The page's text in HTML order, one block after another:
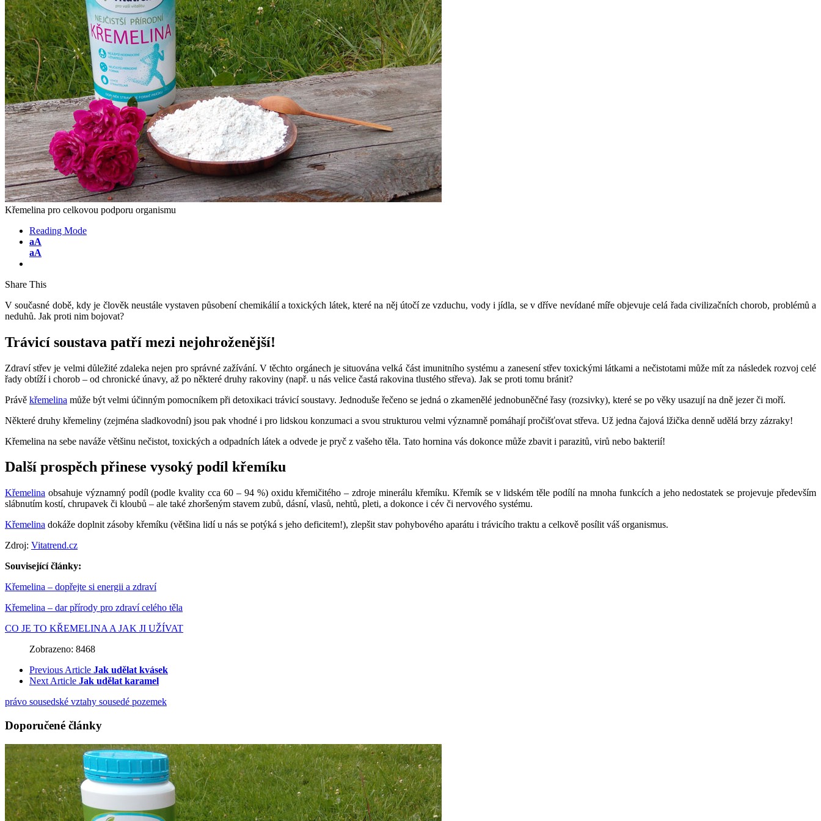
Křemelina pro celkovou podporu organismu
Reading Mode
aA
aA
Share This
V současné době, kdy je člověk neustále vystaven působení chemikálií a toxických látek, které na něj útočí ze vzduchu, vody i jídla, se v dříve nevídané míře objevuje celá řada civilizačních chorob, problémů a
neduhů. Jak proti nim bojovat?
Trávicí soustava patří mezi nejohroženější!
Zdraví střev je velmi důležité zdaleka nejen pro správné zažívání. V těchto orgánech je situována velká část imunitního systému a zanesení střev toxickými látkami a nečistotami může mít za následek rozvoj celé
řady obtíží i chorob – od chronické únavy, až po některé druhy rakoviny (např. u nás velice častá rakovina tlustého střeva). Jak se proti tomu bránit?
Právě křemelina může být velmi účinným pomocníkem při detoxikaci trávicí soustavy. Jednoduše řečeno se jedná o zkamenělé jednobuněčné řasy (rozsivky), které se po věky usazují na dně jezer či moří.
Některé druhy křemeliny (zejména sladkovodní) jsou pak vhodné i pro lidskou konzumaci a svou strukturou velmi významně pomáhají pročišťovat střeva. Už jedna čajová lžička denně udělá brzy zázraky!
Křemelina na sebe naváže většinu nečistot, toxických a odpadních látek a odvede je pryč z vašeho těla. Tato hornina vás dokonce může zbavit i parazitů, virů nebo bakterií!
Další prospěch přinese vysoký podíl křemíku
Křemelina obsahuje významný podíl (podle kvality cca 60 – 94 %) oxidu křemičitého – zdroje minerálu křemíku. Křemík se v lidském těle podílí na mnoha funkcích a jeho nedostatek se projevuje především
slábnutím kostí, chrupavek či kloubů – ale také zhoršeným stavem zubů, dásní, vlasů, nehtů, pleti, a dokonce i cév či nervového systému.
Křemelina dokáže doplnit zásoby křemíku (většina lidí u nás se potýká s jeho deficitem!), zlepšit stav pohybového aparátu i trávicího traktu a celkově posílit váš organismus.
Zdroj: Vitatrend.cz
Související články:
Křemelina – dopřejte si energii a zdraví
Křemelina – dar přírody pro zdraví celého těla
CO JE TO KŘEMELINA A JAK JI UŽÍVAT
Zobrazeno: 8468
Previous Article Jak udělat kvásek
Next Article Jak udělat karamel
právo sousedské vztahy sousedé pozemek
Doporučené články